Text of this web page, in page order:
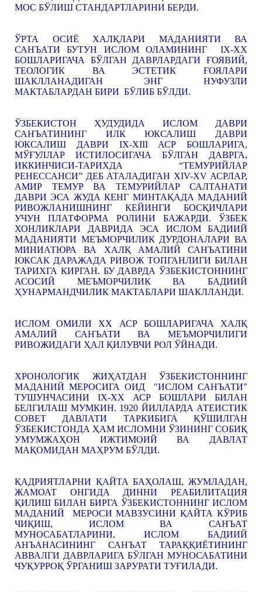
МОС БЎЛИШ СТАНДАРТЛАРИНИ БЕРДИ.
ЎРТА ОСИЁ ХАЛҚЛАРИ МАДАНИЯТИ ВА
САНЪАТИ БУТУН ИСЛОМ ОЛАМИНИНГ IX-XX
БОШЛАРИГАЧА БЎЛГАН ДАВРЛАРДАГИ ҒОЯВИЙ,
ТЕОЛОГИК ВА ЭСТЕТИК ҒОЯЛАРИ
ШАКЛЛАНАДИГАН ЭНГ НУФУЗЛИ
МАКТАБЛАРДАН БИРИ БЎЛИБ БЎЛДИ.
ЎЗБЕКИСТОН ҲУДУДИДА ИСЛОМ ДАВРИ
САНЪАТИНИНГ ИЛК ЮКСАЛИШ ДАВРИ
ЮКСАЛИШ ДАВРИ IX-XIII АСР БОШЛАРИГА,
МЎҒУЛЛАР ИСТИЛОСИГАЧА БЎЛГАН ДАВРГА,
ИККИНЧИСИ-ТАРИХДА “ТЕМУРИЙЛАР
РЕНЕССАНСИ” ДЕБ АТАЛАДИГАН XIV-XV АСРЛАР,
АМИР ТЕМУР ВА ТЕМУРИЙЛАР САЛТАНАТИ
ДАВРИ ЭСА ЖУДА КЕНГ МИНТАҚАДА МАДАНИЙ
РИВОЖЛАНИШНИНГ КЕЙИНГИ БОСҚИЧЛАРИ
УЧУН ПЛАТФОРМА РОЛИНИ БАЖАРДИ. ЎЗБЕК
ХОНЛИКЛАРИ ДАВРИДА ЭСА ИСЛОМ БАДИИЙ
МАДАНИЯТИ МЕЪМОРЧИЛИК ДУРДОНАЛАРИ ВА
МИНИАТЮРА ВА ХАЛҚ АМАЛИЙ САНЪАТИНИ
ЮКСАК ДАРАЖАДА РИВОЖ ТОПГАНЛИГИ БИЛАН
ТАРИХГА КИРГАН. БУ ДАВРДА ЎЗБЕКИСТОННИНГ
АСОСИЙ МЕЪМОРЧИЛИК ВА БАДИИЙ
ҲУНАРМАНДЧИЛИК МАКТАБЛАРИ ШАКЛЛАНДИ.
ИСЛОМ ОМИЛИ ХХ АСР БОШЛАРИГАЧА ХАЛҚ
АМАЛИЙ САНЪАТИ ВА МЕЪМОРЧИЛИГИ
РИВОЖИДАГИ ҲАЛ ҚИЛУВЧИ РОЛ ЎЙНАДИ.
ХРОНОЛОГИК ЖИҲАТДАН ЎЗБЕКИСТОННИНГ
МАДАНИЙ МЕРОСИГА ОИД "ИСЛОМ САНЪАТИ"
ТУШУНЧАСИНИ IX-ХХ АСР БОШЛАРИ БИЛАН
БЕЛГИЛАШ МУМКИН. 1920 ЙИЛЛАРДА АТЕИСТИК
СОВЕТ ДАВЛАТИ ТАРКИБИГА ҚЎШИЛГАН
ЎЗБЕКИСТОНДА ҲАМ ИСЛОМНИ ЎЗИНИНГ СОБИҚ
УМУМЖАҲОН ИЖТИМОИЙ ВА ДАВЛАТ
МАҚОМИДАН МАҲРУМ БЎЛДИ.
ҚАДРИЯТЛАРНИ ҚАЙТА БАҲОЛАШ, ЖУМЛАДАН,
ЖАМОАТ ОНГИДА ДИННИ РЕАБИЛИТАЦИЯ
ҚИЛИШ БИЛАН БИРГА ЎЗБЕКИСТОННИНГ ИСЛОМ
МАДАНИЙ МЕРОСИ МАВЗУСИНИ ҚАЙТА КЎРИБ
ЧИҚИШ, ИСЛОМ ВА САНЪАТ
МУНОСАБАТЛАРИНИ, ИСЛОМ БАДИИЙ
АНЪАНАСИНИНГ САНЪАТ ТАРАҚҚИЁТИНИНГ
АВВАЛГИ ДАВРЛАРИГА БЎЛГАН МУНОСАБАТИНИ
ЧУҚУРРОҚ ЎРГАНИШ ЗАРУРАТИ ТУҒИЛАДИ.